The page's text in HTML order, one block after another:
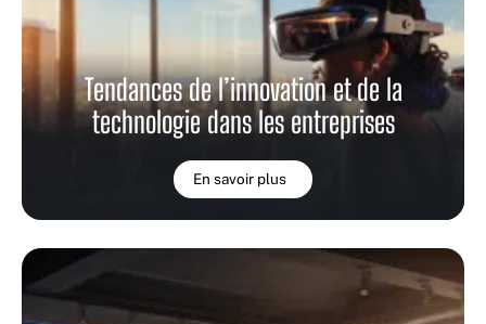
Tendances de l’innovation et de la
technologie dans les entreprises
En savoir plus